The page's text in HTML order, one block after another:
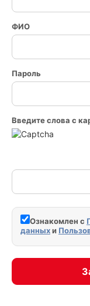
ФИО
Пароль
Введите слова с
Ознакомлен с
данныхи